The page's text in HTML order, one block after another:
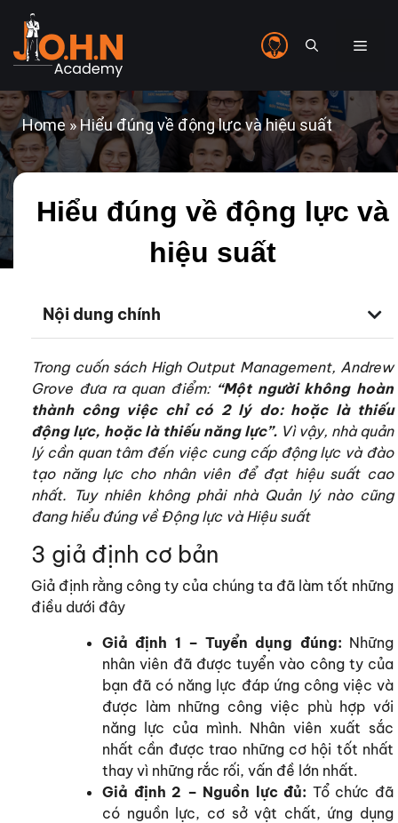
Home »Hiểu đúng về động lực và hiệu suất
Hiểu đúng về động lực và
hiệu suất
Nội dung chính
Trong cuốn sách High Output Management, Andrew
Grove đưa ra quan điểm: “Một người không hoàn
thành công việc chỉ có 2 lý do: hoặc là thiếu
động lực, hoặc là thiếu năng lực”. Vì vậy, nhà quản
lý cần quan tâm đến việc cung cấp động lực và đào
tạo năng lực cho nhân viên để đạt hiệu suất cao
nhất. Tuy nhiên không phải nhà Quản lý nào cũng
đang hiểu đúng về Động lực và Hiệu suất
3 giả định cơ bản
Giả định rằng công ty của chúng ta đã làm tốt những
điều dưới đây
Giả định 1 – Tuyển dụng đúng: Những
nhân viên đã được tuyển vào công ty của
bạn đã có năng lực đáp ứng công việc và
được làm những công việc phù hợp với
năng lực của mình. Nhân viên xuất sắc
nhất cần được trao những cơ hội tốt nhất
thay vì những rắc rối, vấn đề lớn nhất.
Giả định 2 – Nguồn lực đủ: Tổ chức đã
có nguồn lực, cơ sở vật chất, ứng dụng